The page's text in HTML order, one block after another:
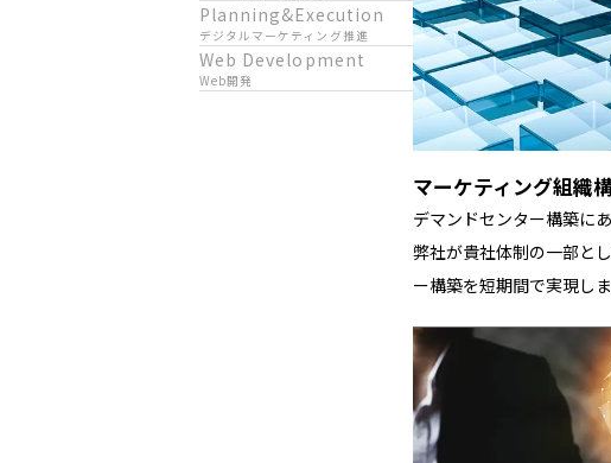
Planning&Execution
デジタルマーケティング推進
Web Development
Web開発
マーケティング組織
デマンドセンター構築に
弊社が貴社体制の一部と
ー構築を短期間で実現しま